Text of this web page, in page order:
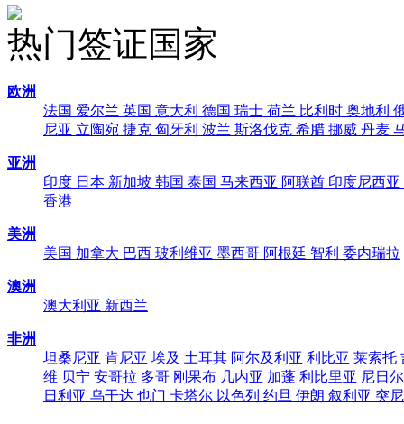
热门签证国家
欧洲
法国 爱尔兰 英国 意大利 德国 瑞士 荷兰 比利时 奥地利
尼亚 立陶宛 捷克 匈牙利 波兰 斯洛伐克 希腊 挪威 丹麦
亚洲
印度 日本 新加坡 韩国 泰国 马来西亚 阿联酋 印度尼西亚
香港
美洲
美国 加拿大 巴西 玻利维亚 墨西哥 阿根廷 智利 委内瑞拉
澳洲
澳大利亚 新西兰
非洲
坦桑尼亚 肯尼亚 埃及 土耳其 阿尔及利亚 利比亚 莱索托
维 贝宁 安哥拉 多哥 刚果布 几内亚 加蓬 利比里亚 尼日尔
日利亚 乌干达 也门 卡塔尔 以色列 约旦 伊朗 叙利亚 突